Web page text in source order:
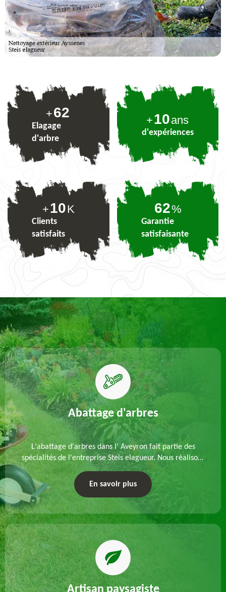
+76
Elagage
d'arbre
+10ans
d'expériences
+10K
Clients
satisfaits
76%
Garantie
satisfaisante
Abattage d'arbres
L'abattage d'arbres dans l' Aveyron fait partie des
spécialités de l'entreprise Steis elagueur. Nous réalisons
un abattage direct ou par démontage, tenant compte
des particularités du site et des végétaux.
En savoir plus
Artisan paysagiste